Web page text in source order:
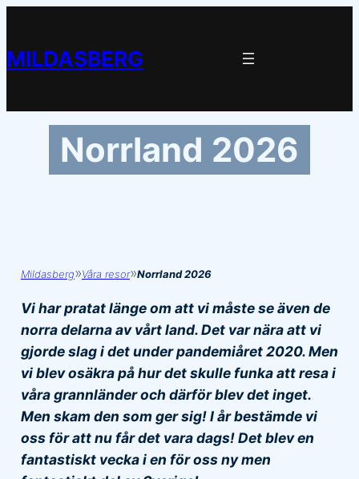
innehåll
MILDASBERG
Norrland 2026
Mildasberg»Våra resor»Norrland 2026
Vi har pratat länge om att vi måste se även de
norra delarna av vårt land. Det var nära att vi
gjorde slag i det under pandemiåret 2020. Men
vi blev osäkra på hur det skulle funka att resa i
våra grannländer och därför blev det inget.
Men skam den som ger sig! I år bestämde vi
oss för att nu får det vara dags! Det blev en
fantastiskt vecka i en för oss ny men